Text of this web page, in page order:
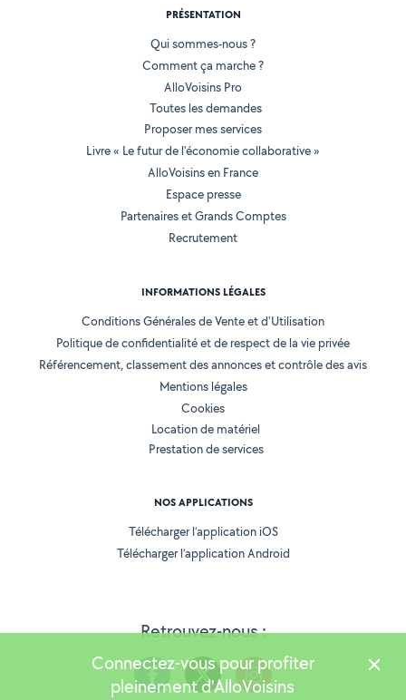
Retrouvez-nous :
PRÉSENTATION
Qui sommes-nous ?
Comment ça marche ?
AlloVoisins Pro
Toutes les demandes
Proposer mes services
Livre « Le futur de l'économie collaborative »
AlloVoisins en France
Espace presse
Partenaires et Grands Comptes
Recrutement
INFORMATIONS LÉGALES
Conditions Générales de Vente et d'Utilisation
Politique de confidentialité et de respect de la vie privée
Référencement, classement des annonces et contrôle des avis
Mentions légales
Cookies
Location de matériel
Prestation de services
NOS APPLICATIONS
Télécharger l’application iOS
Télécharger l’application Android
Connectez-vous pour profiter
pleinement d'AlloVoisins